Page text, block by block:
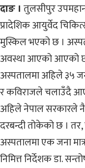
दाङ । तुलसीपुर
प्रादेशिक आयुर्वेद
मुस्किल भएको छ ।
अवस्था आएको आएको छ
अस्पतालमा अहिले ३५
र कविराजले चलाउँदै
अहिले नेपाल सरकारले
दरबन्दी तोकेको छ । तर,
अस्पतालमा एक जना
निमित्त निर्देशक डा.